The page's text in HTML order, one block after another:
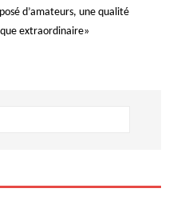
d’amateurs, une qualité
extraordinaire»